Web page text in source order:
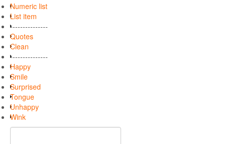
Numeric list
List item
---------------
Quotes
Clean
---------------
Happy
Smile
Surprised
Tongue
Unhappy
Wink